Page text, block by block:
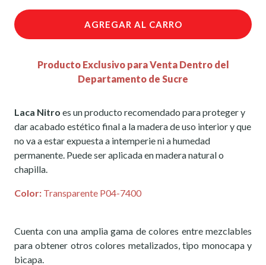
AGREGAR AL CARRO
Producto Exclusivo para Venta Dentro del
Departamento de Sucre
Laca Nitro es un producto recomendado para proteger y
dar acabado estético final a la madera de uso interior y que
no va a estar expuesta a intemperie ni a humedad
permanente. Puede ser aplicada en madera natural o
chapilla.
Color: Transparente P04-7400
Cuenta con una amplia gama de colores entre mezclables
para obtener otros colores metalizados, tipo monocapa y
bicapa.